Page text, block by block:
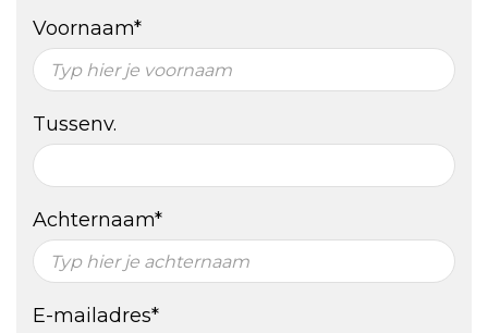
Voornaam*
Tussenv.
Achternaam*
E-mailadres*